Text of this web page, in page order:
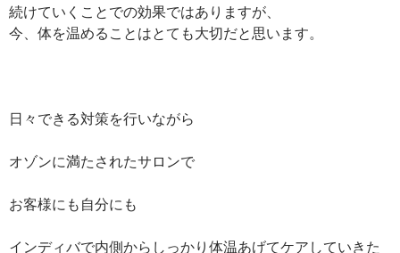
続けていくことでの効果ではありますが、
今、体を温めることはとても大切だと思います。
日々できる対策を行いながら
オゾンに満たされたサロンで
お客様にも自分にも
インディバで内側からしっかり体温あげてケアしていきた